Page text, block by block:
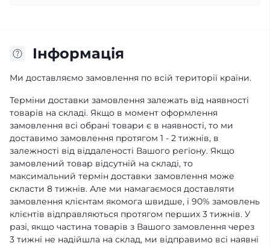
Iнформація
Ми доставляємо замовлення по всій території країни.
Терміни доставки замовлення залежать від наявності
товарів на складі. Якщо в момент оформлення
замовлення всі обрані товари є в наявності, то ми
доставимо замовлення протягом 1 - 2 тижнів, в
залежності від віддаленості Вашого регіону. Якщо
замовлений товар відсутній на складі, то
максимальний термін доставки замовлення може
скласти 8 тижнів. Але ми намагаємося доставляти
замовлення клієнтам якомога швидше, і 90% замовлень
клієнтів відправляються протягом перших 3 тижнів. У
разі, якщо частина товарів з Вашого замовлення через
3 тижні не надійшла на склад, ми відправимо всі наявні